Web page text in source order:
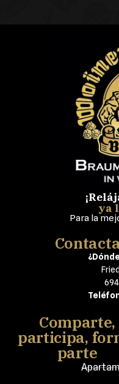
ya
Para la
Comparte,
participa,
parte